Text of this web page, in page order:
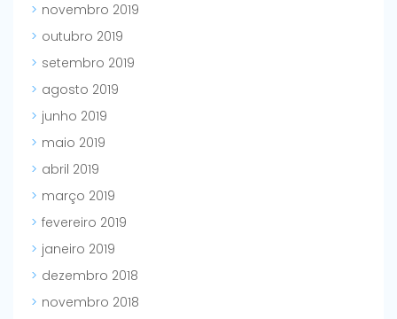
novembro 2019
outubro 2019
setembro 2019
agosto 2019
junho 2019
maio 2019
abril 2019
março 2019
fevereiro 2019
janeiro 2019
dezembro 2018
novembro 2018